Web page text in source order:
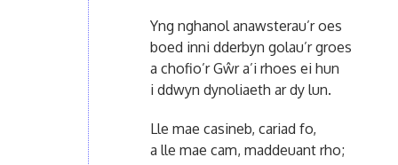
Yng nghanol anawsterau’r oes
boed inni dderbyn golau’r groes
a chofio’r Gŵr a’i rhoes ei hun
i ddwyn dynoliaeth ar dy lun.
Lle mae casineb, cariad fo,
a lle mae cam, maddeuant rho;